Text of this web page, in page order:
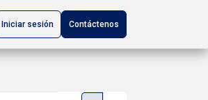
Iniciar sesión Contáctenos